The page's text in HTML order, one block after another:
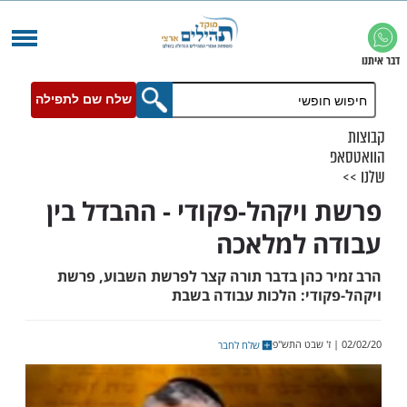
שלח שם לתפילה
פקודי - ההבדל בין
למלאכה
כהן בדבר תורה קצר לפרשת השבוע, פרשת
הלכות עבודה בשבת